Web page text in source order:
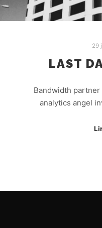
29
LAST
Bandwidth
analytics angel